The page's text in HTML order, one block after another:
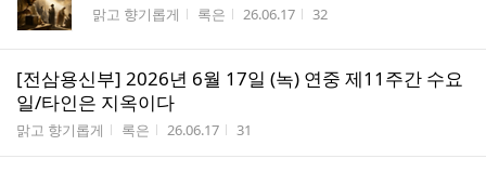
게시판명
맑고 향기롭게 작성자
록은 작성시간
26.06.17 조회수
32
[전삼용신부] 2026년 6월 17일 (녹) 연중 제11주간 수요
일/​타인은 지옥이다
게시판명
맑고 향기롭게 작성자
록은 작성시간
26.06.17 조회수
31